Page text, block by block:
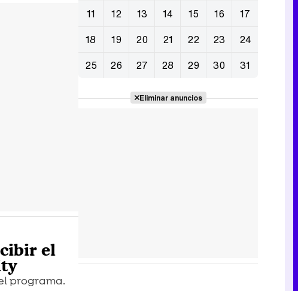
el
programa.
11
12 13 14 15 16
17
18
19 20 21 22 23
24
25
26 27 28 29 30 31
Eliminar anuncios